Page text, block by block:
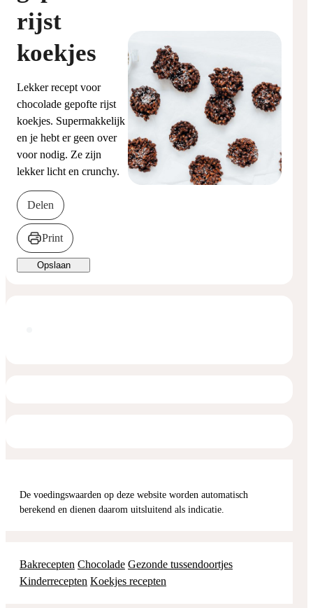
rijst
koekjes
Lekker recept voor
chocolade gepofte rijst
koekjes. Supermakkelijk
en je hebt er geen over
voor nodig. Ze zijn
lekker licht en crunchy.
Delen
Print
Opslaan
De voedingswaarden op deze website worden automatisch
berekend en dienen daarom uitsluitend als indicatie.
Bakrecepten Chocolade Gezonde tussendoortjes
Kinderrecepten Koekjes recepten